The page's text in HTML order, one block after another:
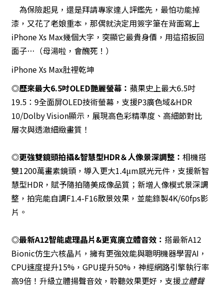
為保險起見，還是拜請專家達人評鑑先，最怕功能掉
漆，又花了老娘重本，那偶就決定用簽字筆在背面寫上
iPhone Xs Max幾個大字，突顯它最貴身價，用這招扳回
面子…（母湯啦，會醜死！）
iPhone Xs Max肚裡乾坤
◎歷來最大6.5吋OLED艷麗螢幕： 蘋果史上最大6.5吋
19.5：9全面屏OLED技術螢幕，支援P3廣色域&HDR
10/Dolby Vision顯示，展現高色彩精準度、高細節對比
層次與透澈細緻畫質！
◎更強雙鏡頭拍攝&智慧型HDR＆人像景深調整： 相機搭
雙1200萬畫素鏡頭，導入更大1.4μm感光元件，支援新智
慧型HDR，賦予隨拍隨美成像品質；新增人像模式景深調
整，拍完能自調F1.4-F16散景效果，並能錄製4K/60fps影
片。
◎最新A12智能處理晶片&更寬廣立體音效： 搭最新A12
Bionic仿生六核晶片，擁有更強效能與聰明機器學習AI，
CPU速度提升15%，GPU提升50%，神經網路引擎執行率
高9倍！升級立體揚聲音效，聆聽效果更好，支援立體聲